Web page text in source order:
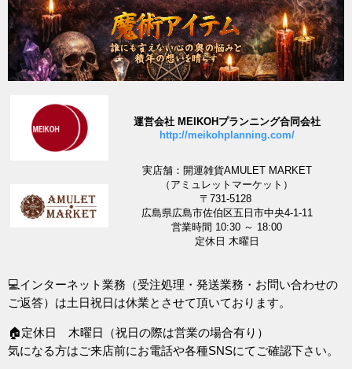
運営会社 MEIKOHプランニング合同会社
http://meikohplanning.com/
実店舗：開運雑貨AMULET MARKET
（アミュレットマーケット）
〒731-5128
広島県広島市佐伯区五日市中央4-1-11
営業時間 10:30 ～ 18:00
定休日 木曜日
💻インターネット業務（受注処理・発送業務・お問い合わせの
ご返答）は土日祝日は休業とさせて頂いております。
🏠定休日 木曜日（祝日の際は営業の場合有り）
気になる方はご来店前にお電話や各種SNSにてご確認下さい。